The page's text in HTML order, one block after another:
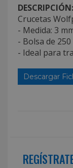
DESCRIPCIÓN:
Crucetas
- Medida: 3
- Bolsa de 250
- Ideal para
Descargar